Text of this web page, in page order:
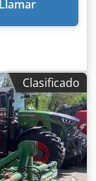
Llamar
Clasificado